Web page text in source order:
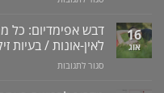
לשטיפה
דנטלית:
ניקוי
שיניים,
16
אוג
דבש אפימדיום: כל
לאין-אונות /
סגור לתגובות